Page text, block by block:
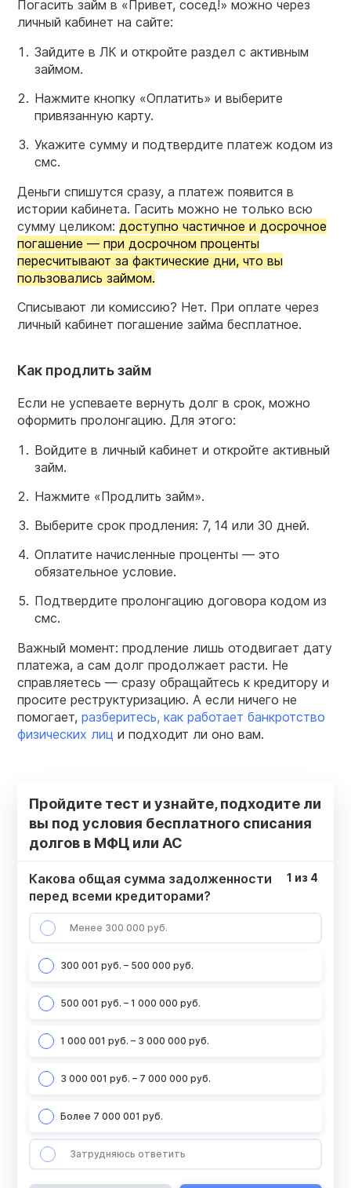
Погасить займ в «Привет, сосед!» можно через
личный кабинет на сайте:
Зайдите в ЛК и откройте раздел с активным
займом.
Нажмите кнопку «Оплатить» и выберите
привязанную карту.
Укажите сумму и подтвердите платеж кодом из
смс.
Деньги спишутся сразу, а платеж появится в
истории кабинета. Гасить можно не только всю
сумму целиком: доступно частичное и досрочное
погашение — при досрочном проценты
пересчитывают за фактические дни, что вы
пользовались займом.
Списывают ли комиссию? Нет. При оплате через
личный кабинет погашение займа бесплатное.
Как продлить займ
Если не успеваете вернуть долг в срок, можно
оформить пролонгацию. Для этого:
Войдите в личный кабинет и откройте активный
займ.
Нажмите «Продлить займ».
Выберите срок продления: 7, 14 или 30 дней.
Оплатите начисленные проценты — это
обязательное условие.
Подтвердите пролонгацию договора кодом из
смс.
Важный момент: продление лишь отодвигает дату
платежа, а сам долг продолжает расти. Не
справляетесь — сразу обращайтесь к кредитору и
просите реструктуризацию. А если ничего не
помогает, разберитесь, как работает банкротство
физических лиц и подходит ли оно вам.
Пройдите тест и узнайте, подходите ли
вы под условия бесплатного списания
долгов в МФЦ или АС
Какова общая сумма задолженности
перед всеми кредиторами?
Менее 300 000 руб.
300 001 руб. – 500 000 руб.
500 001 руб. – 1 000 000 руб.
1 000 001 руб. – 3 000 000 руб.
3 000 001 руб. – 7 000 000 руб.
Более 7 000 001 руб.
Затрудняюсь ответить
1 из 4